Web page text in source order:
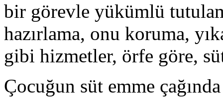
bir görevle yükümlü
hazırlama, onu koruma,
gibi hizmetler, örfe göre,
Çocuğun süt emme